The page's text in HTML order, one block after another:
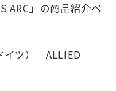
ARC」の商品紹介ペ
イツ） ALLIED